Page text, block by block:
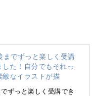
手に描かなければ…
せん。
ずっと楽しく受講でき